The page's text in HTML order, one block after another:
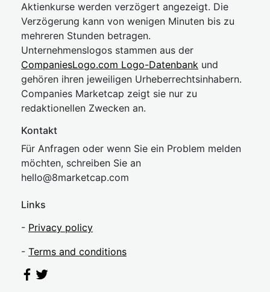
Aktienkurse werden verzögert angezeigt. Die
Verzögerung kann von wenigen Minuten bis zu
mehreren Stunden betragen.
Unternehmenslogos stammen aus der
CompaniesLogo.com Logo-Datenbank und
gehören ihren jeweiligen Urheberrechtsinhabern.
Companies Marketcap zeigt sie nur zu
redaktionellen Zwecken an.
Kontakt
Für Anfragen oder wenn Sie ein Problem melden
möchten, schreiben Sie an
hello@8marketcap.com
Links
- Privacy policy
- Terms and conditions